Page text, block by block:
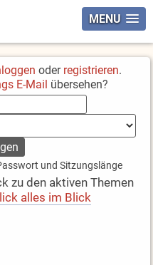
MENU
oder registrieren.
E-Mail übersehen?
und Sitzungslänge
zu den aktiven Themen
alles im Blick